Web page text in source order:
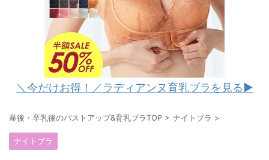
＼今だけお得！／ラディアンヌ育乳ブラを見る▶︎
産後・卒乳後のバストアップ&育乳ブラTOP > ナイトブラ >
ナイトブラ